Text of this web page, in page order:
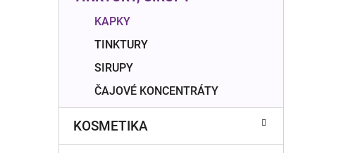
KAPKY
TINKTURY
SIRUPY
ČAJOVÉ KONCENTRÁTY
KOSMETIKA